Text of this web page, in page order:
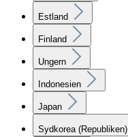
Estland
Finland
Ungern
Indonesien
Japan
Sydkorea (Republiken)